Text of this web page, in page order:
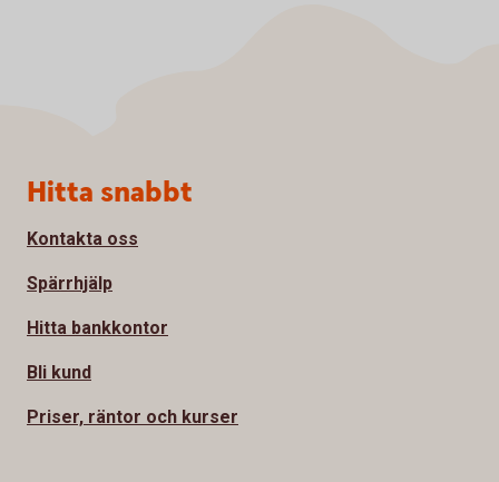
Sidfot
Hitta snabbt
Kontakta oss
Spärrhjälp
Hitta bankkontor
Bli kund
Priser, räntor och kurser